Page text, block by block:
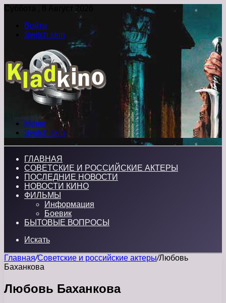
Суббота , 8 Август 2026
Войти
Switch skin
Меню
Switch skin
ГЛАВНАЯ
СОВЕТСКИЕ И РОССИЙСКИЕ АКТЕРЫ
ПОСЛЕДНИЕ НОВОСТИ
НОВОСТИ КИНО
ФИЛЬМЫ
Информация
Боевик
БЫТОВЫЕ ВОПРОСЫ
Искать
Главная/Советские и российские актеры/Любовь
Баханкова
Любовь Баханкова